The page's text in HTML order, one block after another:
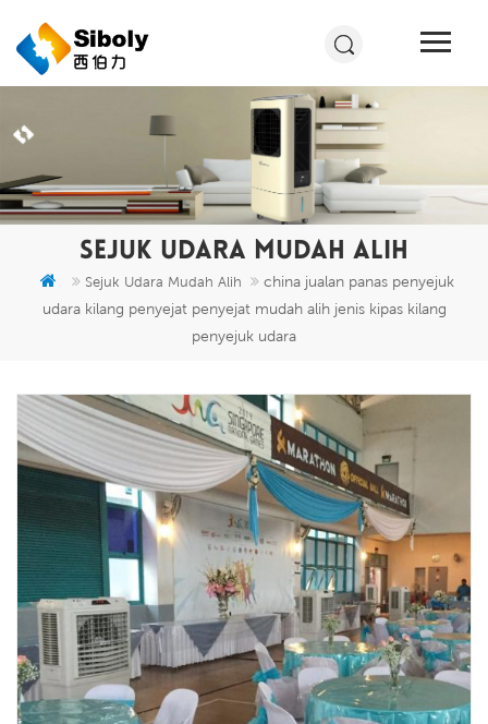
SEJUK UDARA MUDAH ALIH
Sejuk Udara Mudah Alih
china jualan panas penyejuk
udara kilang penyejat penyejat mudah alih jenis kipas kilang
penyejuk udara